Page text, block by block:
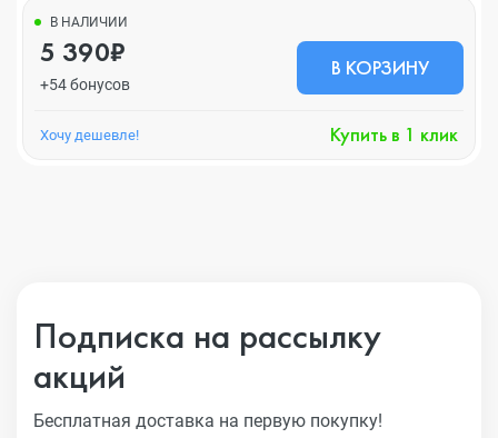
В НАЛИЧИИ
5 390₽
+54 бонусов
В КОРЗИНУ
Хочу дешевле! Купить в 1 клик
Подписка на рассылку
акций
Бесплатная доставка на первую покупку!